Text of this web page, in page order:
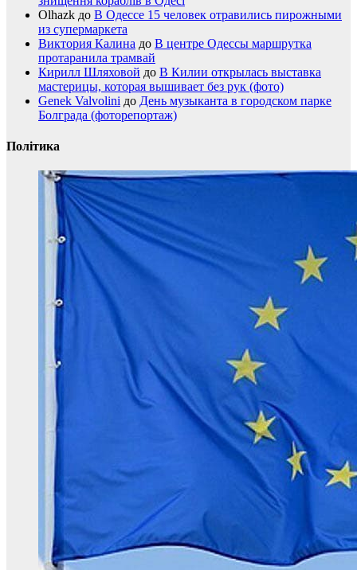
Olhazk до В Одессе 15 человек отравились пирожными
из супермаркета
Виктория Калина до В центре Одессы маршрутка
протаранила трамвай
Кирилл Шляховой до В Килии открылась выставка
мастерицы, которая вышивает без рук (фото)
Genek Valvolini до День музыканта в городском парке
Болграда (фоторепортаж)
Політика